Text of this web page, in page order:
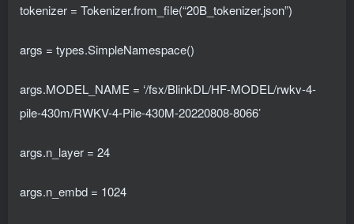
tokenizer = Tokenizer.from_file(“20B_tokenizer.json”)
args = types.SimpleNamespace()
args.MODEL_NAME = ‘/fsx/BlinkDL/HF-MODEL/rwkv-4-
pile-430m/RWKV-4-Pile-430M-20220808-8066’
args.n_layer = 24
args.n_embd = 1024